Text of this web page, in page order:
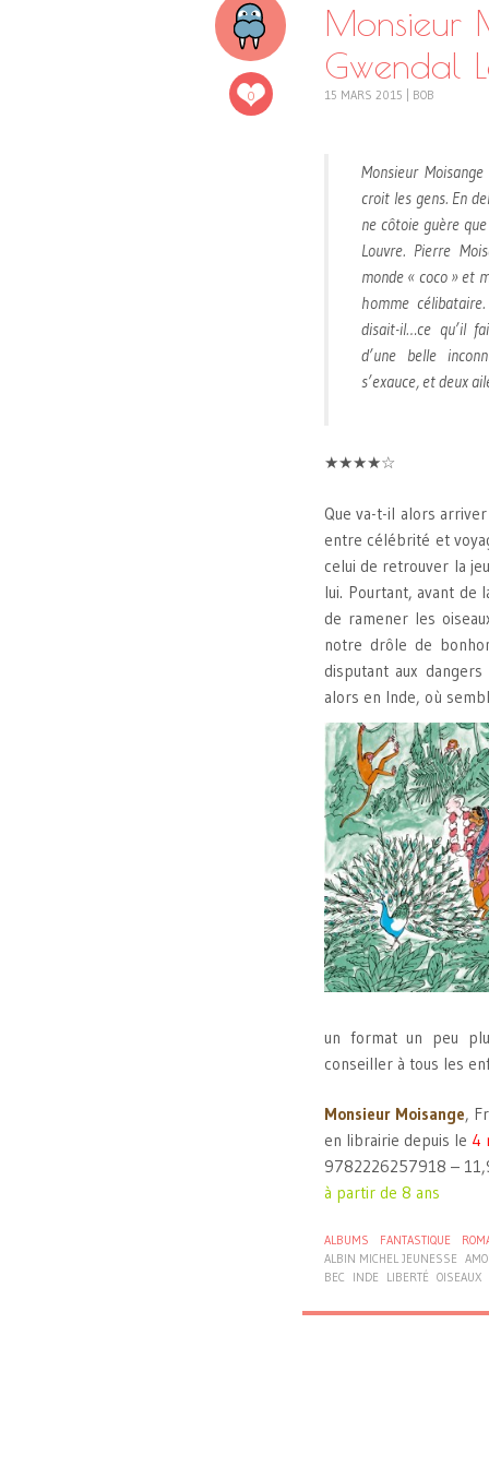
0
Monsieur
Gwendal
15 MARS 2015 BOB
Monsieur
croit les gens. En
ne côtoie guère
Louvre. Pierre
monde « coco » et
homme
disait-il…ce qu’il
d’une belle
s’exauce, et deux
★★★★☆
Que va-t-il alors arriver
entre célébrité et
celui de retrouver la
lui. Pourtant, avant de
de ramener les
notre drôle de
disputant aux
alors en Inde, où
un format un peu
conseiller à tous les
Monsieur Moisange,
en librairie depuis le 4
9782226257918 –
à partir de 8 ans
ALBUMS FANTASTIQUE
ALBIN MICHEL JEUNESSE
BEC
INDE LIBERTÉ OISEAUX